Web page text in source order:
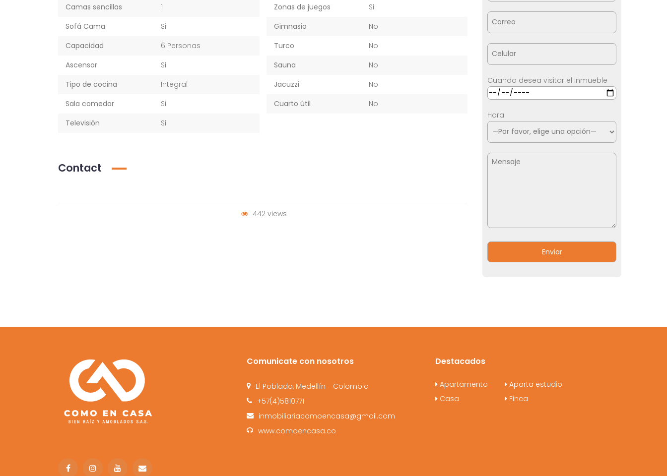
Camas sencillas
1
Sofá Cama
Si
Capacidad
6 Personas
Ascensor
Si
Tipo de cocina
Integral
Sala comedor
Si
Televisión
Si
Zonas de juegos
Si
Gimnasio
No
Turco
No
Sauna
No
Jacuzzi
No
Cuarto útil
No
Contact
442 views
Cuando desea visitar el inmueble
Hora
Comunicate con nosotros
El Poblado, Medellín - Colombia
+57(4)5810771
inmobiliariacomoencasa@gmail.com
www.comoencasa.co
Destacados
Apartamento
Aparta estudio
Casa
Finca